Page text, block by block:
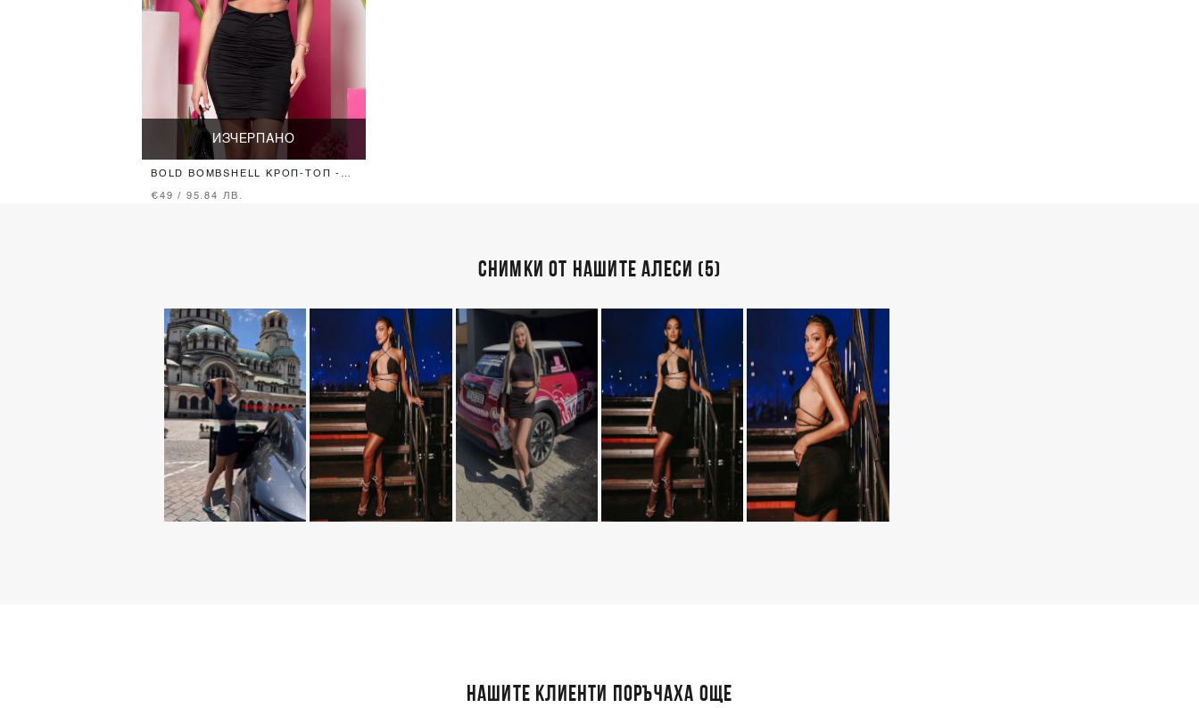
ИЗЧЕРПАНО
BOLD BOMBSHELL КРОП-ТОП -
€49 / 95.84 ЛВ.
СНИМКИ ОТ НАШИТЕ АЛЕСИ (5)
НАШИТЕ КЛИЕНТИ ПОРЪЧАХА ОЩЕ